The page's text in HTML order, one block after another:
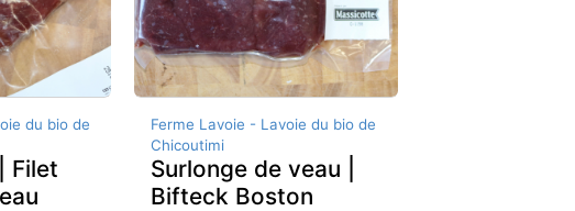
du bio de
Filet
Ferme Lavoie - Lavoie du bio de
Chicoutimi
Surlonge de veau |
Bifteck Boston